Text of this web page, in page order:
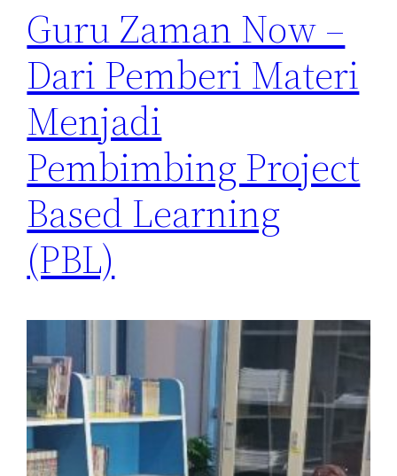
Guru Zaman Now –
Dari Pemberi Materi
Menjadi
Pembimbing Project
Based Learning
(PBL)